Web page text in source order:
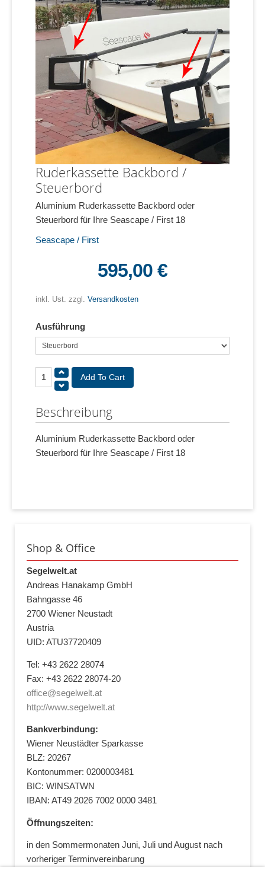
Ruderkassette Backbord /
Steuerbord
Aluminium Ruderkassette Backbord oder
Steuerbord für Ihre Seascape / First 18
Seascape / First
595,00 €
inkl. Ust. zzgl. Versandkosten
Ausführung
Beschreibung
Aluminium Ruderkassette Backbord oder
Steuerbord für Ihre Seascape / First 18
Shop & Office
Segelwelt.at
Andreas Hanakamp GmbH
Bahngasse 46
2700 Wiener Neustadt
Austria
UID: ATU37720409
Tel: +43 2622 28074
Fax: +43 2622 28074-20
office@segelwelt.at
http://www.segelwelt.at
Bankverbindung:
Wiener Neustädter Sparkasse
BLZ: 20267
Kontonummer: 0200003481
BIC: WINSATWN
IBAN: AT49 2026 7002 0000 3481
Öffnungszeiten:
in den Sommermonaten Juni, Juli und August nach
vorheriger Terminvereinbarung